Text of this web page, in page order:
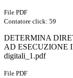
File PDF
Contatore click: 59
DETERMINA
AD ESECUZIONE
digitali_1.pdf
File PDF